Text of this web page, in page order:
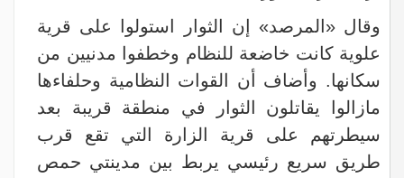
وقال «المرصد» إن الثوار استولوا على قرية
علوية كانت خاضعة للنظام وخطفوا مدنيين من
سكانها. وأضاف أن القوات النظامية وحلفاءها
مازالوا يقاتلون الثوار في منطقة قريبة بعد
سيطرتهم على قرية الزارة التي تقع قرب
طريق سريع رئيسي يربط بين مدينتي حمص